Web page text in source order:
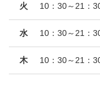
火 10：30～21：
水 10：30～21：
木 10：30～21：